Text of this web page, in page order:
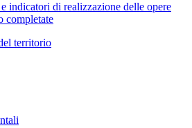
indicatori di realizzazione delle opere
completate
territorio